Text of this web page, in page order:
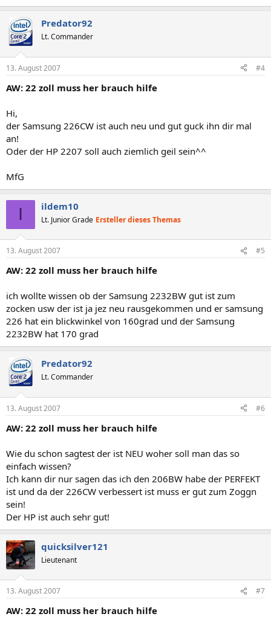
Predator92
Lt. Commander
13. August 2007 #4
AW: 22 zoll muss her brauch hilfe
Hi,
der Samsung 226CW ist auch neu und gut guck ihn dir mal
an!
Oder der HP 2207 soll auch ziemlich geil sein^^
MfG
I ildem10
Lt. Junior Grade Ersteller dieses Themas
13. August 2007 #5
AW: 22 zoll muss her brauch hilfe
ich wollte wissen ob der Samsung 2232BW gut ist zum
zocken usw der ist ja jez neu rausgekommen und er samsung
226 hat ein blickwinkel von 160grad und der Samsung
2232BW hat 170 grad
Predator92
Lt. Commander
13. August 2007 #6
AW: 22 zoll muss her brauch hilfe
Wie du schon sagtest der ist NEU woher soll man das so
einfach wissen?
Ich kann dir nur sagen das ich den 206BW habe der PERFEKT
ist und da der 226CW verbessert ist muss er gut zum Zoggn
sein!
Der HP ist auch sehr gut!
quicksilver121
Lieutenant
13. August 2007 #7
AW: 22 zoll muss her brauch hilfe